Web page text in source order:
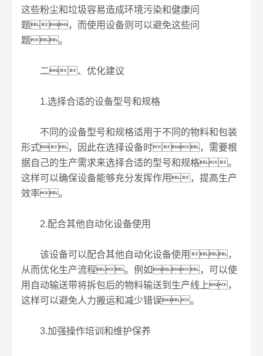
这些粉尘和垃圾容易造成环境污染和健康问
题，而使用设备则可以避免这些问
题。
二、优化建议
1.选择合适的设备型号和规格
不同的设备型号和规格适用于不同的物料和包装
形式，因此在选择设备时，需要根
据自己的生产需求来选择合适的型号和规格。
这样可以确保设备能够充分发挥作用，提高生产
效率。
2.配合其他自动化设备使用
该设备可以配合其他自动化设备使用，
从而优化生产流程。例如，可以使
用自动输送带将拆包后的物料输送到生产线上，
这样可以避免人力搬运和减少错误。
3.加强操作培训和维护保养